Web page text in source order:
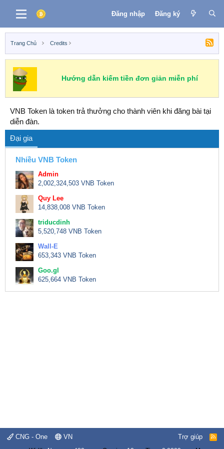
Đăng nhập Đăng ký
Trang Chủ Credits
Hướng dẫn kiếm tiền đơn giản miễn phí
VNB Token là token trả thưởng cho thành viên khi đăng bài tại
diễn đàn.
Đại gia
Nhiều VNB Token
Admin
2,002,324,503 VNB Token
Quy Lee
14,838,008 VNB Token
triducdinh
5,520,748 VNB Token
Wall-E
653,343 VNB Token
Goo.gl
625,664 VNB Token
CNG - One VN Trợ giúp
R